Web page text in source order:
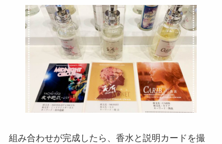
組み合わせが完成したら、香水と説明カードを撮